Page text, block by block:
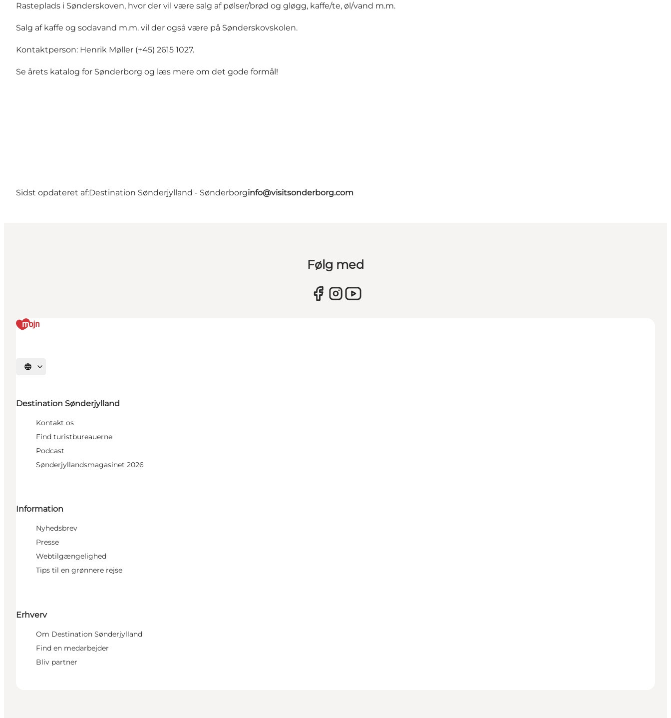
Rasteplads i Sønderskoven, hvor der vil være salg af pølser/brød og gløgg, kaffe/te, øl/vand m.m.
Salg af kaffe og sodavand m.m. vil der også være på Sønderskovskolen.
Kontaktperson: Henrik Møller (+45) 2615 1027.
Se årets katalog for Sønderborg og læs mere om det gode formål!
Sidst opdateret af:Destination Sønderjylland - Sønderborginfo@visitsonderborg.com
Følg med
Vælg sprog
Destination Sønderjylland
Kontakt os
Find turistbureauerne
Podcast
Sønderjyllandsmagasinet 2026
Information
Nyhedsbrev
Presse
Webtilgængelighed
Tips til en grønnere rejse
Erhverv
Om Destination Sønderjylland
Find en medarbejder
Bliv partner